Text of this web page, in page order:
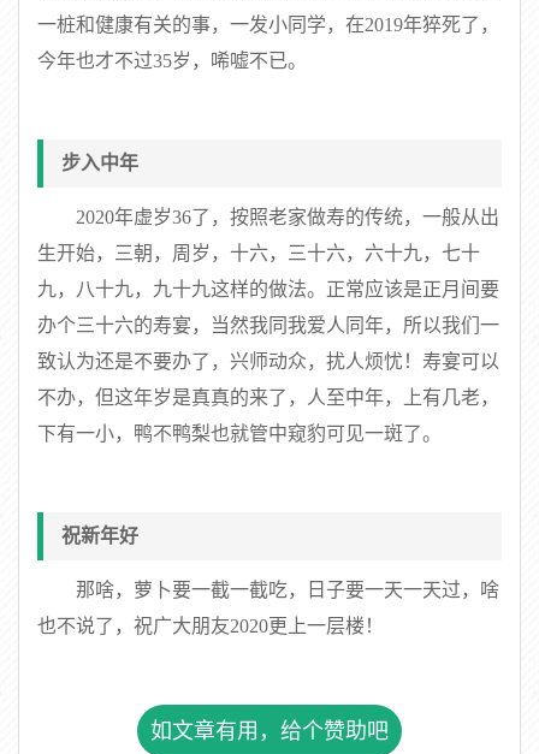
一桩和健康有关的事，一发小同学，在2019年猝死了，
今年也才不过35岁，唏嘘不已。
步入中年
2020年虚岁36了，按照老家做寿的传统，一般从出
生开始，三朝，周岁，十六，三十六，六十九，七十
九，八十九，九十九这样的做法。正常应该是正月间要
办个三十六的寿宴，当然我同我爱人同年，所以我们一
致认为还是不要办了，兴师动众，扰人烦忧！寿宴可以
不办，但这年岁是真真的来了，人至中年，上有几老，
下有一小，鸭不鸭梨也就管中窥豹可见一斑了。
祝新年好
那啥，萝卜要一截一截吃，日子要一天一天过，啥
也不说了，祝广大朋友2020更上一层楼！
如文章有用，给个赞助吧